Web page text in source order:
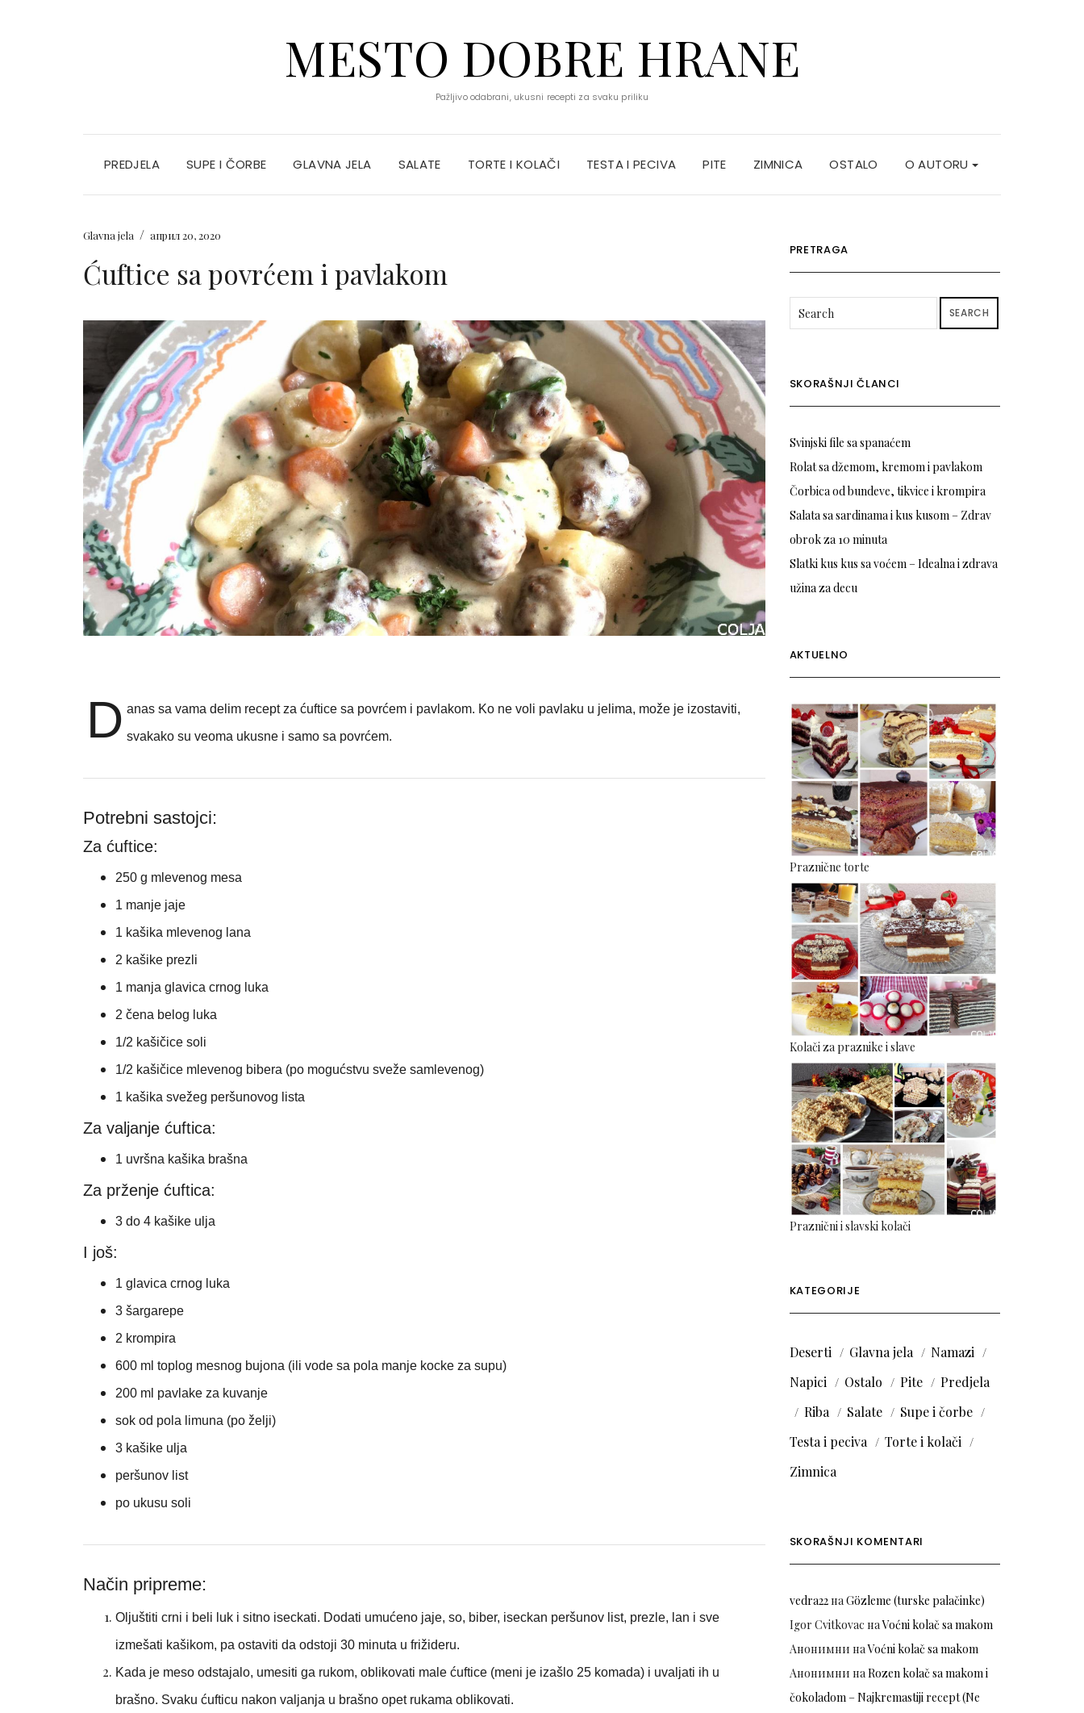
MESTO DOBRE HRANE
Pažljivo odabrani, ukusni recepti za svaku priliku
PREDJELA SUPE I ČORBE GLAVNA JELA SALATE TORTE I KOLAČI TESTA I PECIVA PITE ZIMNICA OSTALO O AUTORU
Glavna jela / април 20, 2020
Ćuftice sa povrćem i pavlakom
D anas sa vama delim recept za ćuftice sa povrćem i pavlakom. Ko ne voli pavlaku u jelima, može je izostaviti,
svakako su veoma ukusne i samo sa povrćem.
Potrebni sastojci:
Za ćuftice:
250 g mlevenog mesa
1 manje jaje
1 kašika mlevenog lana
2 kašike prezli
1 manja glavica crnog luka
2 čena belog luka
1/2 kašičice soli
1/2 kašičice mlevenog bibera (po mogućstvu sveže samlevenog)
1 kašika svežeg peršunovog lista
Za valjanje ćuftica:
1 uvršna kašika brašna
Za prženje ćuftica:
3 do 4 kašike ulja
I još:
1 glavica crnog luka
3 šargarepe
2 krompira
600 ml toplog mesnog bujona (ili vode sa pola manje kocke za supu)
200 ml pavlake za kuvanje
sok od pola limuna (po želji)
3 kašike ulja
peršunov list
po ukusu soli
Način pripreme:
Oljuštiti crni i beli luk i sitno iseckati. Dodati umućeno jaje, so, biber, iseckan peršunov list, prezle, lan i sve
izmešati kašikom, pa ostaviti da odstoji 30 minuta u frižideru.
Kada je meso odstajalo, umesiti ga rukom, oblikovati male ćuftice (meni je izašlo 25 komada) i uvaljati ih u
brašno. Svaku ćufticu nakon valjanja u brašno opet rukama oblikovati.
PRETRAGA
SEARCH
SKORAŠNJI ČLANCI
Svinjski file sa spanaćem
Rolat sa džemom, kremom i pavlakom
Čorbica od bundeve, tikvice i krompira
Salata sa sardinama i kus kusom – Zdrav
obrok za 10 minuta
Slatki kus kus sa voćem – Idealna i zdrava
užina za decu
AKTUELNO
Praznične torte
Kolači za praznike i slave
Praznični i slavski kolači
KATEGORIJE
Deserti Glavna jela
Namazi
Napici
Ostalo Pite
Predjela
Riba
Salate
Supe i čorbe
Testa i peciva
Torte i kolači
Zimnica
SKORAŠNJI KOMENTARI
vedra22наGözleme (turske palačinke)
Igor Cvitkovac наVoćni kolač sa makom
Анонимни наVoćni kolač sa makom
Анонимни наRozen kolač sa makom i
čokoladom – Najkremastiji recept (Ne